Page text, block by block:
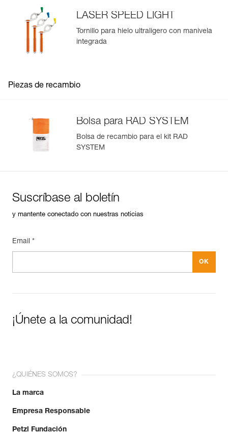
LASER SPEED LIGHT
Tornillo para hielo ultraligero con manivela
integrada
Piezas de recambio
Bolsa para RAD SYSTEM
Bolsa de recambio para el kit RAD
SYSTEM
Suscríbase al boletín
y mantente conectado con nuestras noticias
Email *
¡Únete a la comunidad!
¿QUIÉNES SOMOS?
La marca
Empresa Responsable
Petzl Fundación